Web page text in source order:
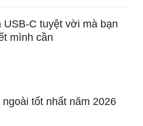
USB-C tuyệt vời mà bạn
mình cần
tốt nhất năm 2026